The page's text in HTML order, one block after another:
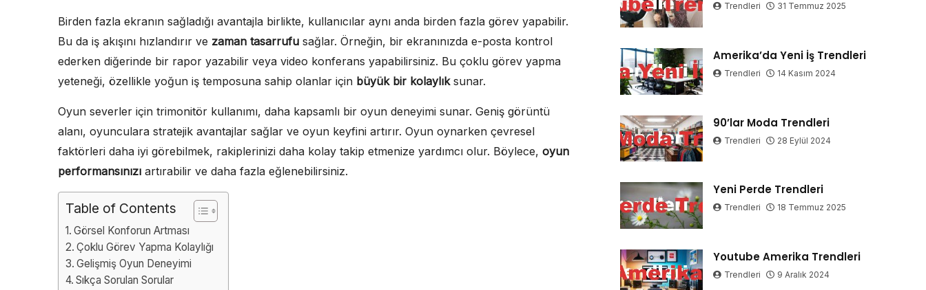
Birden fazla ekranın sağladığı avantajla birlikte, kullanıcılar aynı anda birden fazla görev yapabilir.
Bu da iş akışını hızlandırır ve zaman tasarrufu sağlar. Örneğin, bir ekranınızda e-posta kontrol
ederken diğerinde bir rapor yazabilir veya video konferans yapabilirsiniz. Bu çoklu görev yapma
yeteneği, özellikle yoğun iş temposuna sahip olanlar için büyük bir kolaylıksunar.
Oyun severler için trimonitör kullanımı, daha kapsamlı bir oyun deneyimi sunar. Geniş görüntü
alanı, oyunculara stratejik avantajlar sağlar ve oyun keyfini artırır. Oyun oynarken çevresel
faktörleri daha iyi görebilmek, rakiplerinizi daha kolay takip etmenize yardımcı olur. Böylece, oyun
performansınızı artırabilir ve daha fazla eğlenebilirsiniz.
Table of Contents
Görsel Konforun Artması
Çoklu Görev Yapma Kolaylığı
Gelişmiş Oyun Deneyimi
Sıkça Sorulan Sorular
Trendleri 31 Temmuz 2025
Amerika’da Yeni İş Trendleri
Trendleri 14 Kasım 2024
90’lar Moda Trendleri
Trendleri 28 Eylül 2024
Yeni Perde Trendleri
Trendleri 18 Temmuz 2025
Youtube Amerika Trendleri
Trendleri 9 Aralık 2024